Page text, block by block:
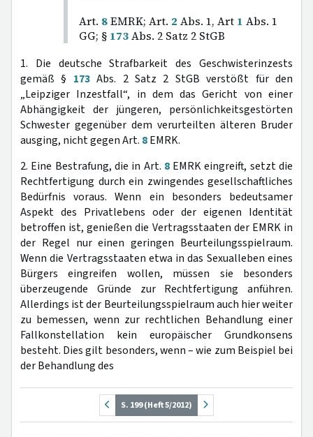
Art. 8EMRK; Art. 2 Abs. 1, Art 1 Abs. 1
GG; § 173Abs. 2 Satz 2 StGB
1. Die deutsche Strafbarkeit des Geschwisterinzests
gemäß § 173Abs. 2 Satz 2 StGB verstößt für den
„Leipziger Inzestfall“, in dem das Gericht von einer
Abhängigkeit der jüngeren, persönlichkeitsgestörten
Schwester gegenüber dem verurteilten älteren Bruder
ausging, nicht gegen Art. 8EMRK.
2. Eine Bestrafung, die in Art. 8EMRK eingreift, setzt die
Rechtfertigung durch ein zwingendes gesellschaftliches
Bedürfnis voraus. Wenn ein besonders bedeutsamer
Aspekt des Privatlebens oder der eigenen Identität
betroffen ist, genießen die Vertragsstaaten der EMRK in
der Regel nur einen geringen Beurteilungsspielraum.
Wenn die Vertragsstaaten etwa in das Sexualleben eines
Bürgers eingreifen wollen, müssen sie besonders
überzeugende Gründe zur Rechtfertigung anführen.
Allerdings ist der Beurteilungsspielraum auch hier weiter
zu bemessen, wenn zur rechtlichen Behandlung einer
Fallkonstellation kein europäischer Grundkonsens
besteht. Dies gilt besonders, wenn – wie zum Beispiel bei
der Behandlung des
S. 199 (Heft 5/2012)